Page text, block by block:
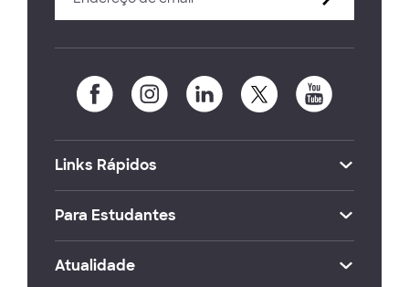
Links Rápidos
Para Estudantes
Atualidade